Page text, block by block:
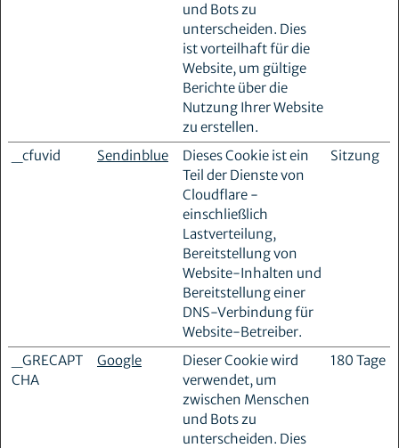
und Bots zu
unterscheiden. Dies
ist vorteilhaft für die
Website, um gültige
Berichte über die
Nutzung Ihrer Website
zu erstellen.
_cfuvid Sendinblue
Dieses Cookie ist ein
Teil der Dienste von
Cloudflare -
einschließlich
Lastverteilung,
Bereitstellung von
Website-Inhalten und
Bereitstellung einer
DNS-Verbindung für
Website-Betreiber.
Sitzung
_GRECAPT
CHA
Google
Dieser Cookie wird
verwendet, um
zwischen Menschen
und Bots zu
unterscheiden. Dies
180 Tage